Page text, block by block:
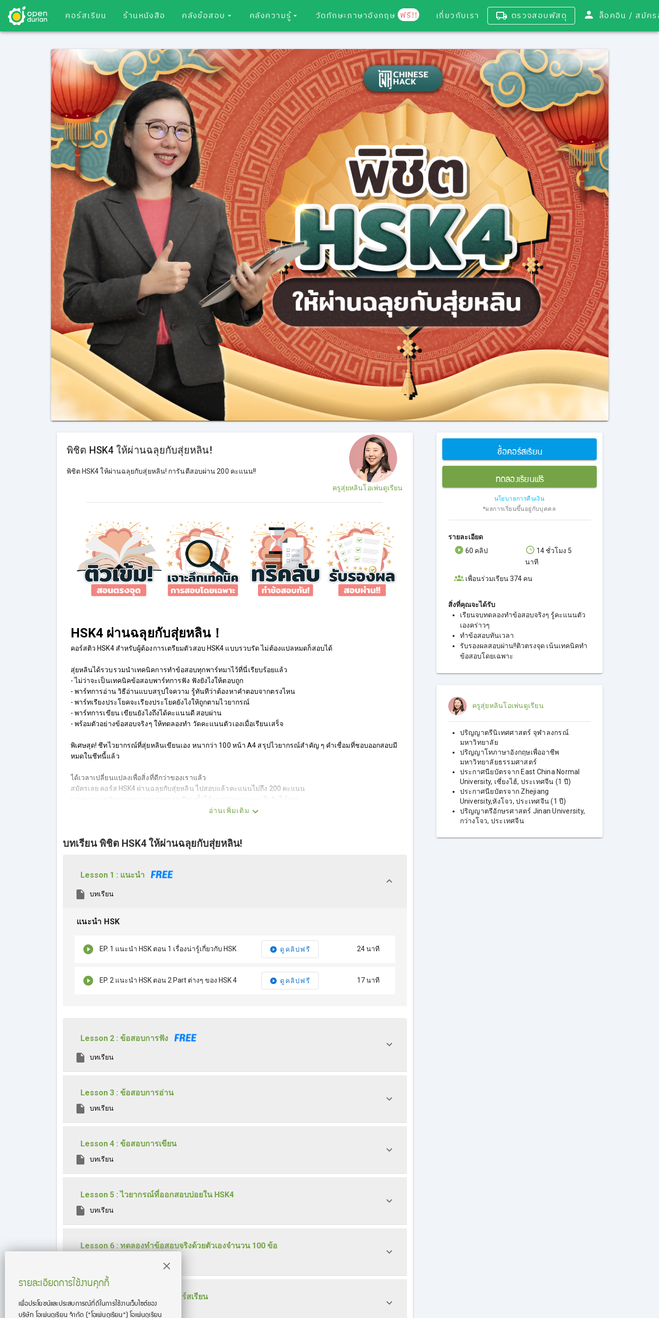
คอร์สเรียน ร้านหนังสือ คลังข้อสอบ คลังความรู้ วัดทักษะภาษาอังกฤษ ฟรี!! เกี่ยวกับเรา ตรวจสอบพัสดุ ล็อคอิน /
พิชิต HSK4 ให้ผ่านฉลุยกับสุ่ยหลิน!
พิชิต HSK4 ให้ผ่านฉลุยกับสุ่ยหลิน! การันตีสอบผ่าน 200 คะแนน!!
ครูสุ่ยหลินโอเพ่นดูเรียน
HSK4 ผ่านฉลุยกับสุ่ยหลิน！
คอร์สติว HSK4 สำหรับผู้ต้องการเตรียมตัวสอบ HSK4 แบบรวบรัด ไม่ต้องแปลหมดก็สอบได้
สุ่ยหลินได้รวบรวมนำเทคนิคการทำข้อสอบทุกพาร์ทมาไว้ที่นี่เรียบร้อยแล้ว
- ไม่ว่าจะเป็นเทคนิคข้อสอบพาร์ทการฟัง ฟังยังไงให้ตอบถูก
- พาร์ทการอ่าน วิธีอ่านแบบสรุปใจความ รู้ทันทีว่าต้องหาคำตอบจากตรงไหน
- พาร์ทเรียงประโยคจะเรียงประโยคยังไงให้ถูกตามไวยากรณ์
- พาร์ทการเขียน เขียนยังไงถึงได้คะแนนดี สอบผ่าน
- พร้อมตัวอย่างข้อสอบจริงๆ ให้ทดลองทำ วัดคะแนนตัวเองเมื่อเรียนเสร็จ
พิเศษสุด! ชีทไวยากรณ์ที่สุ่ยหลินเขียนเอง หนากว่า 100 หน้า A4 สรุปไวยากรณ์สำคัญ ๆ คำเชื่อมที่ชอบออกสอบมี
หมดในชีทนี้แล้ว
ได้เวลาเปลี่ยนแปลงเพื่อสิ่งที่ดีกว่าของเราแล้ว
สมัครเลย คอร์ส HSK4 ผ่านฉลุยกับสุ่ยหลิน ไปสอบแล้วคะแนนไม่ถึง 200 คะแนน
เอาคะแนนหลักฐานมาแสดงสามารถเรียนซ้ำได้จนกว่าคะแนนจะถึงกันได้เลย
อ่านเพิ่มเติม
บทเรียน พิชิต HSK4 ให้ผ่านฉลุยกับสุ่ยหลิน!
Lesson 1 : แนะนำ
บทเรียน
แนะนำ HSK
EP. 1 แนะนำ HSK ตอน 1 เรื่องน่ารู้เกี่ยวกับ HSK ดูคลิปฟรี 24 นาที
EP. 2 แนะนำ HSK ตอน 2 Part ต่างๆ ของ HSK 4 ดูคลิปฟรี 17 นาที
Lesson 2 : ข้อสอบการฟัง
บทเรียน
Lesson 3 : ข้อสอบการอ่าน
บทเรียน
Lesson 4 : ข้อสอบการเขียน
บทเรียน
Lesson 5 : ไวยากรณ์ที่ออกสอบบ่อยใน HSK4
บทเรียน
Lesson 6 : ทดลองทำข้อสอบจริงด้วยตัวเองจำนวน 100 ข้อ
Lesson 7 : เอกสาร แจกในคอร์สเรียน
บทเรียน
ซื้อคอร์สเรียน
ทดลองเรียนฟรี
นโยบายการคืนเงิน
*ผลการเรียนขึ้นอยู่กับบุคคล
รายละเอียด
60 คลิป
14 ชั่วโมง 5
นาที
เพื่อนร่วมเรียน 374 คน
สิ่งที่คุณจะได้รับ
เรียนจบทดลองทำข้อสอบจริงๆ รู้คะแนนตัว
เองคร่าวๆ
ทำข้อสอบทันเวลา
รับรองผลสอบผ่าน!!ติวตรงจุด เน้นเทคนิคทำ
ข้อสอบโดยเฉพาะ
ครูสุ่ยหลินโอเพ่นดูเรียน
ปริญญาตรีนิเทศศาสตร์ จุฬาลงกรณ์
มหาวิทยาลัย
ปริญญาโทภาษาอังกฤษเพื่ออาชีพ
มหาวิทยาลัยธรรมศาสตร์
ประกาศนียบัตรจาก East China Normal
University, เซี่ยงไฮ้, ประเทศจีน (1 ปี)
ประกาศนียบัตรจาก Zhejiang
University,หังโจว, ประเทศจีน (1 ปี)
ปริญญาตรีอักษรศาสตร์ Jinan University,
กว่างโจว, ประเทศจีน
รายละเอียดการใช้งานคุกกี้
เพื่อประโยชน์และประสบการณ์ที่ดีในการใช้งานเว็บไซต์ของ
บริษัท โอเพ่นดูเรียน จํากัด (“โอเพ่นดูเรียน”)โอเพ่นดูเรียน